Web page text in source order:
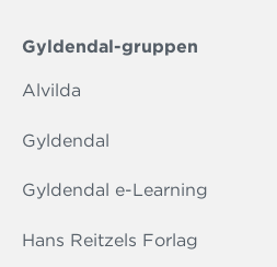
Gyldendal-gruppen
Alvilda
Gyldendal
Gyldendal e-Learning
Hans Reitzels Forlag